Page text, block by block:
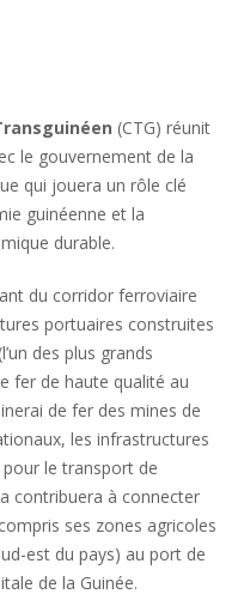
(CTG) réunit
le gouvernement de la
qui jouera un rôle clé
guinéenne et la
durable.
du corridor ferroviaire
portuaires construites
des plus grands
fer de haute qualité au
de fer des mines de
les infrastructures
le transport de
contribuera à connecter
ses zones agricoles
est du pays) au port de
de la Guinée.